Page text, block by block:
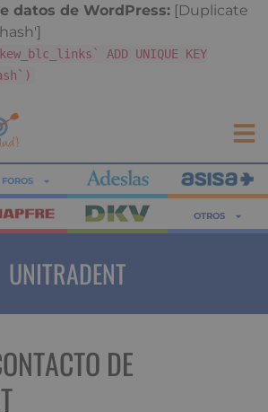
datos de WordPress: [Duplicate
ADD UNIQUE KEY
FOROS
OTROS
UNITRADENT
DE